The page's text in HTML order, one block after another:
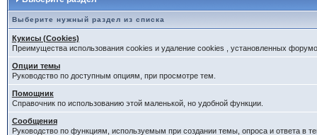
Выберите нужный раздел из списка
Кукисы (Cookies)
Преимущества использования cookies и удаление cookies , установленных
Опции темы
Руководство по доступным опциям, при просмотре тем.
Помощник
Справочник по использованию этой маленькой, но удобной функции.
Сообщения
Руководство по функциям, используемым при создании темы, опроса и ответа в